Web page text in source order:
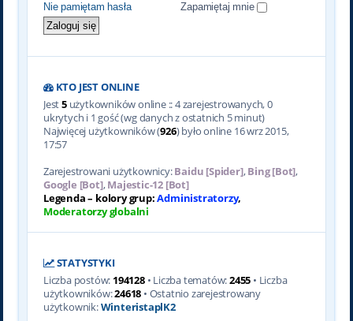
Nie pamiętam hasła Zapamiętaj mnie
KTO JEST ONLINE
Jest5użytkowników online :: 4 zarejestrowanych, 0
ukrytych i 1 gość (wg danych z ostatnich 5 minut)
Najwięcej użytkowników (926) było online 16 wrz 2015,
17:57
Zarejestrowani użytkownicy:Baidu [Spider],Bing [Bot],
Google [Bot],Majestic-12 [Bot]
Legenda – kolory grup:Administratorzy,
Moderatorzy globalni
STATYSTYKI
Liczba postów: 194128• Liczba tematów:2455 • Liczba
użytkowników:24618 • Ostatnio zarejestrowany
użytkownik:WinteristaplK2